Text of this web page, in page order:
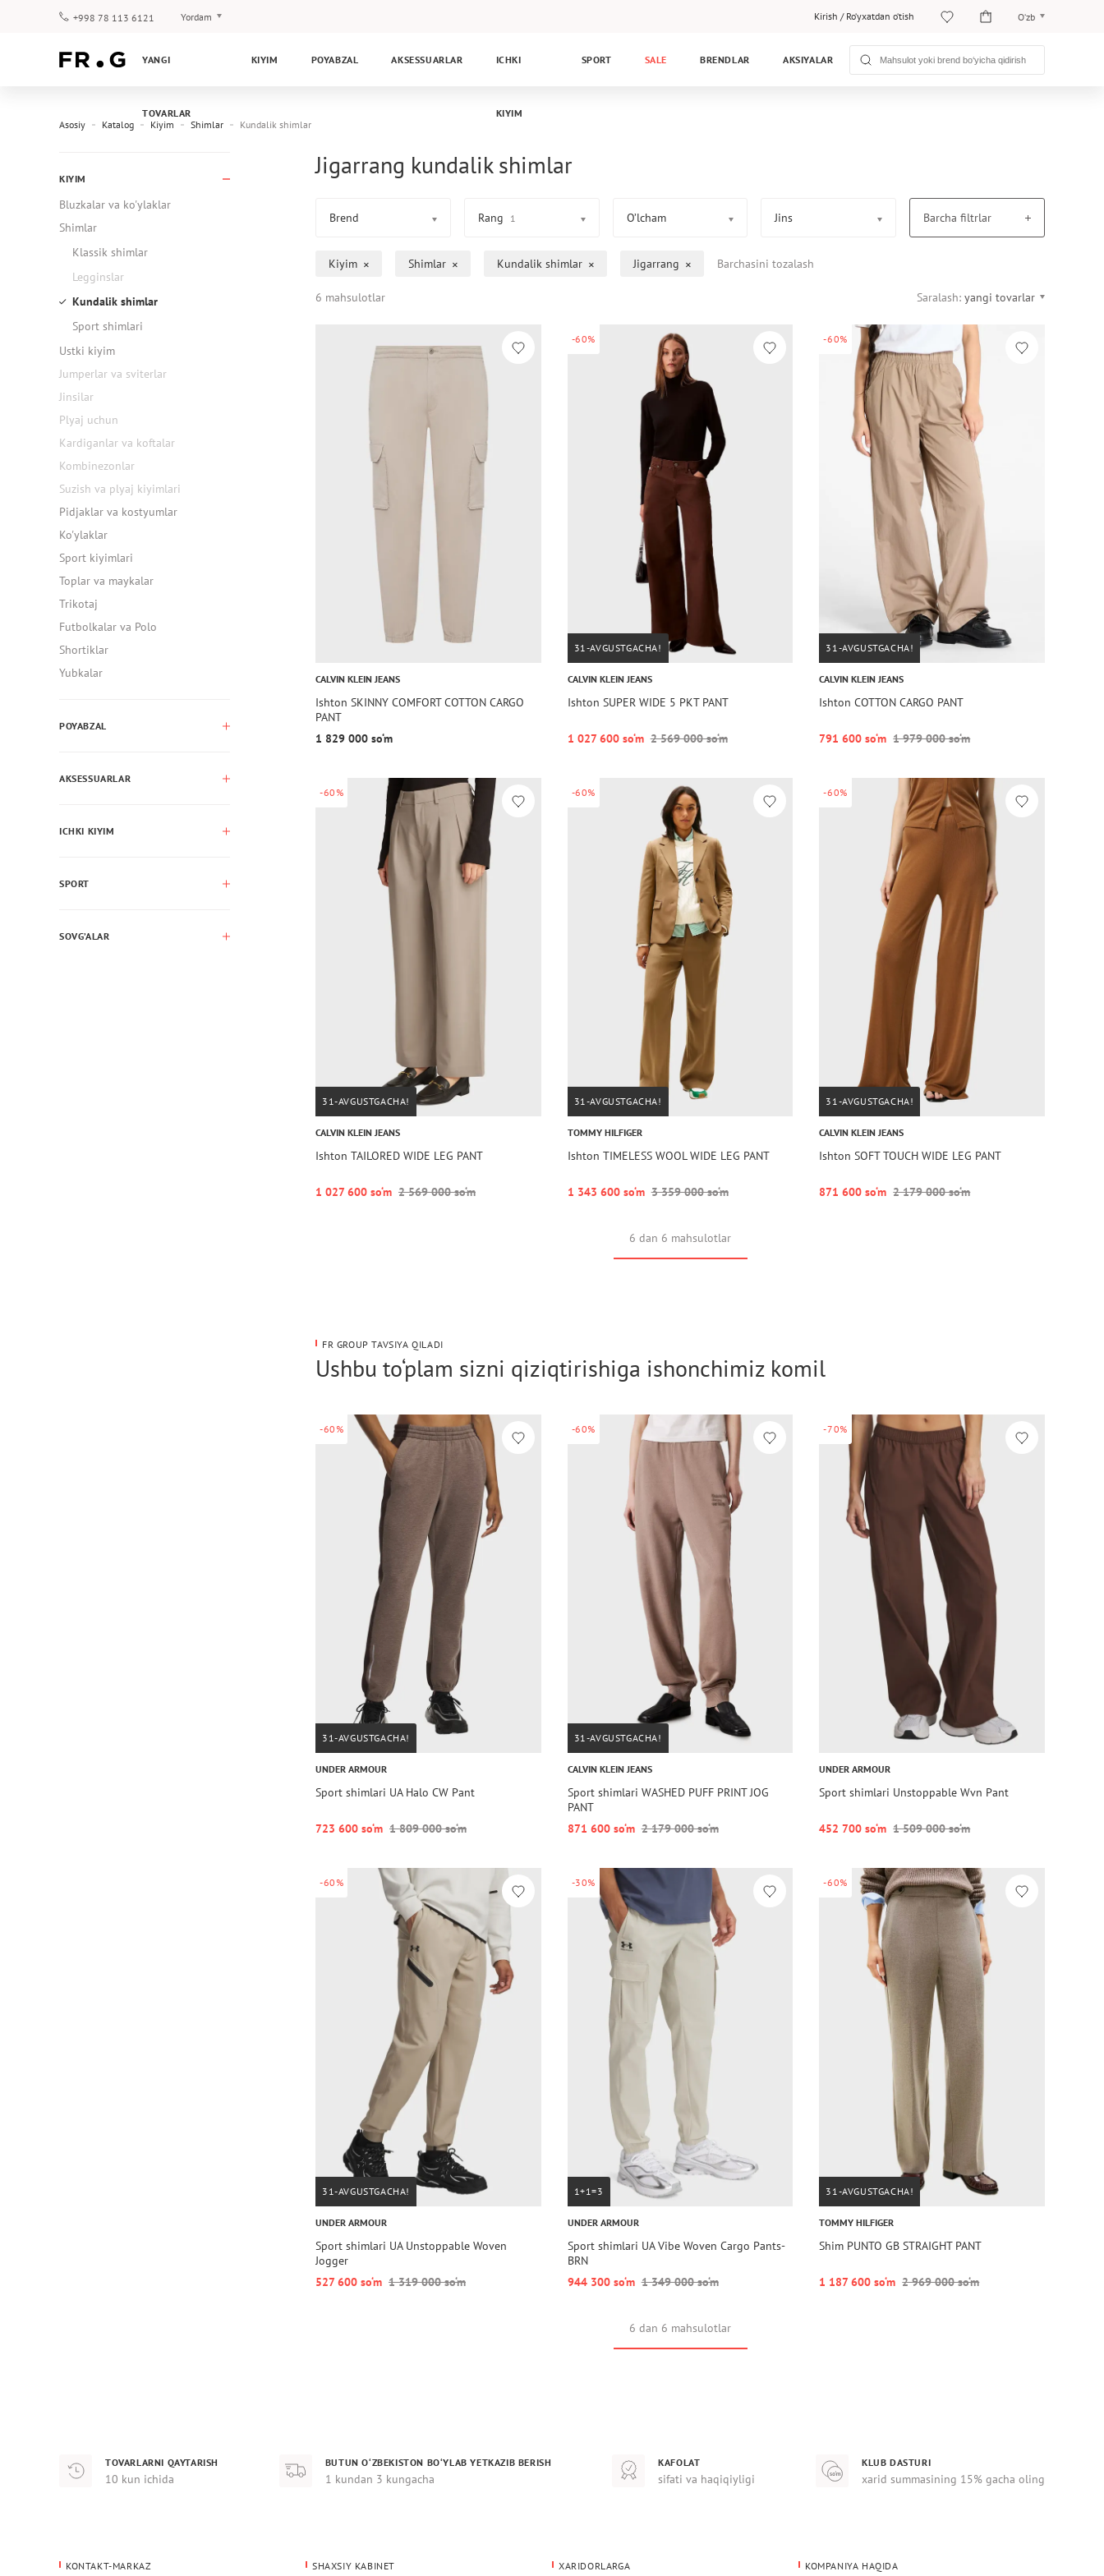
+998 78 113 6121 Yordam
Kafolat
Kirish / Ro‘yxatdan o‘tish O‘zb
Рус
YANGI
TOVARLAR
KIYIM POYABZAL AKSESSUARLAR ICHKI
KIYIM
SPORT SALE BRENDLAR AKSIYALAR
Asosiy Katalog Kiyim Shimlar Kundalik shimlar
KIYIM
Bluzkalar va ko'ylaklar
Shimlar
Klassik shimlar
Legginslar
Kundalik shimlar
Sport shimlari
Ustki kiyim
Jumperlar va sviterlar
Jinsilar
Plyaj uchun
Kardiganlar va koftalar
Kombinezonlar
Suzish va plyaj kiyimlari
Pidjaklar va kostyumlar
Ko'ylaklar
Sport kiyimlari
Toplar va maykalar
Trikotaj
Futbolkalar va Polo
Shortiklar
Yubkalar
POYABZAL
AKSESSUARLAR
ICHKI KIYIM
SPORT
SOVG’ALAR
Jigarrang kundalik shimlar
Brend Rang 1 O’lcham Jins Barcha filtrlar
Kiyim Shimlar Kundalik shimlar Jigarrang Barchasini tozalash
6 mahsulotlar Saralash: yangi tovarlar
CALVIN KLEIN JEANS
Ishton SKINNY COMFORT COTTON CARGO
PANT
1 829 000 so‘m
-60%
31-AVGUSTGACHA!
CALVIN KLEIN JEANS
Ishton SUPER WIDE 5 PKT PANT
1 027 600 so‘m 2 569 000 so‘m
-60%
31-AVGUSTGACHA!
CALVIN KLEIN JEANS
Ishton COTTON CARGO PANT
791 600 so‘m 1 979 000 so‘m
-60%
31-AVGUSTGACHA!
CALVIN KLEIN JEANS
Ishton TAILORED WIDE LEG PANT
1 027 600 so‘m 2 569 000 so‘m
-60%
31-AVGUSTGACHA!
TOMMY HILFIGER
Ishton TIMELESS WOOL WIDE LEG PANT
1 343 600 so‘m 3 359 000 so‘m
-60%
31-AVGUSTGACHA!
CALVIN KLEIN JEANS
Ishton SOFT TOUCH WIDE LEG PANT
871 600 so‘m 2 179 000 so‘m
6 dan 6 mahsulotlar
FR GROUP TAVSIYA QILADI
Ushbu to‘plam sizni qiziqtirishiga ishonchimiz komil
-60%
31-AVGUSTGACHA!
UNDER ARMOUR
Sport shimlari UA Halo CW Pant
723 600 so‘m 1 809 000 so‘m
-60%
31-AVGUSTGACHA!
CALVIN KLEIN JEANS
Sport shimlari WASHED PUFF PRINT JOG
PANT
871 600 so‘m 2 179 000 so‘m
-70%
UNDER ARMOUR
Sport shimlari Unstoppable Wvn Pant
452 700 so‘m 1 509 000 so‘m
-60%
31-AVGUSTGACHA!
UNDER ARMOUR
Sport shimlari UA Unstoppable Woven
Jogger
527 600 so‘m 1 319 000 so‘m
-30%
1+1=3
UNDER ARMOUR
Sport shimlari UA Vibe Woven Cargo Pants-
BRN
944 300 so‘m 1 349 000 so‘m
-60%
31-AVGUSTGACHA!
TOMMY HILFIGER
Shim PUNTO GB STRAIGHT PANT
1 187 600 so‘m 2 969 000 so‘m
6 dan 6 mahsulotlar
TOVARLARNI QAYTARISH
10 kun ichida
BUTUN O‘ZBEKISTON BO‘YLAB YETKAZIB BERISH
1 kundan 3 kungacha
KAFOLAT
sifati va haqiqiyligi
KLUB DASTURI
xarid summasining 15% gacha oling
KONTAKT-MARKAZ SHAXSIY KABINET XARIDORLARGA KOMPANIYA HAQIDA